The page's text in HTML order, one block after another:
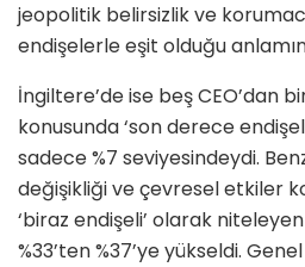
jeopolitik belirsizlik ve
endişelerle eşit olduğu
İngiltere’de ise beş CEO’dan
konusunda ‘son derece
sadece %7 seviyesindeydi.
değişikliği ve çevresel etkiler
‘biraz endişeli’ olarak niteleyen
%33’ten %37’ye yükseldi.